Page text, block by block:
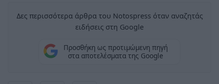
Δες περισσότερα άρθρα του Notospress όταν αναζητάς
ειδήσεις στη Google
Προσθήκη ως προτιμώμενη πηγή
στα αποτελέσματα της Google